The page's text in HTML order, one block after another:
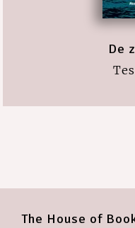
De
The House of